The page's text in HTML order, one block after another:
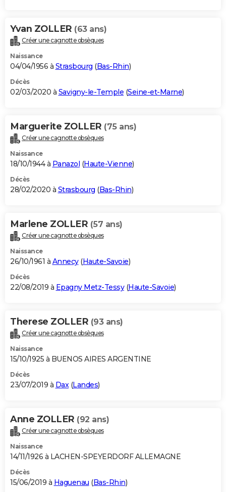
Yvan ZOLLER (63 ans)
Créer une cagnotte obsèques
Naissance
04/04/1956 à Strasbourg (Bas-Rhin)
Décès
02/03/2020 à Savigny-le-Temple (Seine-et-Marne)
Marguerite ZOLLER (75 ans)
Créer une cagnotte obsèques
Naissance
18/10/1944 à Panazol (Haute-Vienne)
Décès
28/02/2020 à Strasbourg (Bas-Rhin)
Marlene ZOLLER (57 ans)
Créer une cagnotte obsèques
Naissance
26/10/1961 à Annecy(Haute-Savoie)
Décès
22/08/2019 à Epagny Metz-Tessy(Haute-Savoie)
Therese ZOLLER (93 ans)
Créer une cagnotte obsèques
Naissance
15/10/1925 à BUENOS AIRES ARGENTINE
Décès
23/07/2019 à Dax(Landes)
Anne ZOLLER (92 ans)
Créer une cagnotte obsèques
Naissance
14/11/1926 à LACHEN-SPEYERDORF ALLEMAGNE
Décès
15/06/2019 à Haguenau (Bas-Rhin)